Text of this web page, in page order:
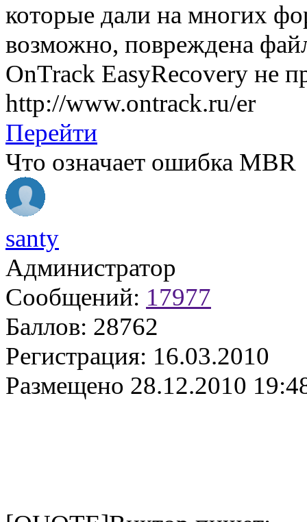
которые дали на многих
возможно, повреждена
OnTrack EasyRecovery не
http://www.ontrack.ru/er
Перейти
Что означает ошибка MBR
santy
Администратор
Сообщений: 17977
Баллов: 28762
Регистрация: 16.03.2010
Размещено 28.12.2010